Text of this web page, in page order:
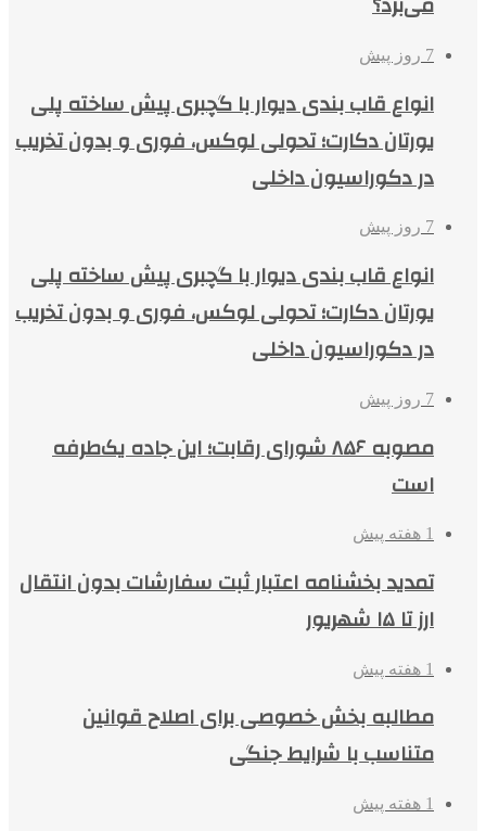
7 روز پیش
انواع قاب بندی دیوار با گچبری پیش ساخته پلی
یورتان دکارت؛ تحولی لوکس، فوری و بدون تخریب
در دکوراسیون داخلی
7 روز پیش
انواع قاب بندی دیوار با گچبری پیش ساخته پلی
یورتان دکارت؛ تحولی لوکس، فوری و بدون تخریب
در دکوراسیون داخلی
7 روز پیش
مصوبه ۸۵۶ شورای رقابت؛ این جاده یک‌طرفه
است
1 هفته پیش
تمدید بخشنامه اعتبار ثبت سفارشات بدون انتقال
ارز تا ۱۵ شهریور
1 هفته پیش
مطالبه بخش خصوصی برای اصلاح قوانین
متناسب با شرایط جنگی
1 هفته پیش